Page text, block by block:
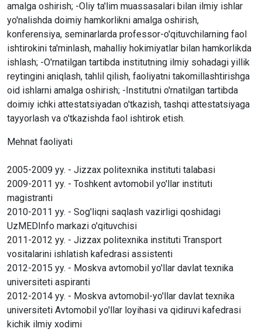
amalga oshirish; -Oliy ta'lim muassasalari bilan ilmiy ishlar
yo'nalishda doimiy hamkorlikni amalga oshirish,
konferensiya, seminarlarda professor-o'qituvchilarning faol
ishtirokini ta'minlash, mahalliy hokimiyatlar bilan hamkorlikda
ishlash; -O'rnatilgan tartibda institutning ilmiy sohadagi yillik
reytingini aniqlash, tahlil qilish, faoliyatni takomillashtirishga
oid ishlarni amalga oshirish; -Institutni o'rnatilgan tartibda
doimiy ichki attestatsiyadan o'tkazish, tashqi attestatsiyaga
tayyorlash va o'tkazishda faol ishtirok etish.
Mehnat faoliyati
2005-2009 yy. - Jizzax politexnika instituti talabasi
2009-2011 yy. - Toshkent avtomobil yo'llar instituti
magistranti
2010-2011 yy. - Sog'liqni saqlash vazirligi qoshidagi
UzMEDInfo markazi o'qituvchisi
2011-2012 yy. - Jizzax politexnika instituti Transport
vositalarini ishlatish kafedrasi assistenti
2012-2015 yy. - Moskva avtomobil yo'llar davlat texnika
universiteti aspiranti
2012-2014 yy. - Moskva avtomobil-yo'llar davlat texnika
universiteti Avtomobil yo'llar loyihasi va qidiruvi kafedrasi
kichik ilmiy xodimi